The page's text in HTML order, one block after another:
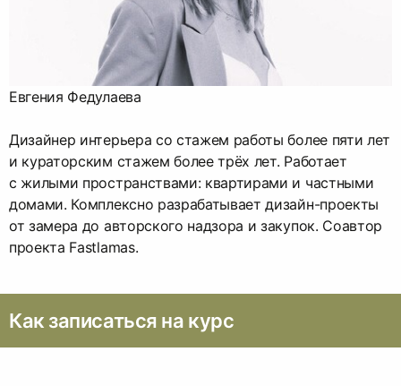
Евгения Федулаева
Дизайнер интерьера со стажем работы более пяти лет
и кураторским стажем более трёх лет. Работает
с жилыми пространствами: квартирами и частными
домами. Комплексно разрабатывает дизайн-проекты
от замера до авторского надзора и закупок. Соавтор
проекта Fastlamas.
Как записаться на курс